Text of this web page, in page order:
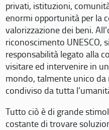
privati, istituzioni,
enormi opportunità per la
valorizzazione dei beni.
riconoscimento UNESCO,
responsabilità legato alla
visitare ed intervenire in
mondo, talmente unico
condiviso da tutta
Tutto ciò è di grande
costante di trovare